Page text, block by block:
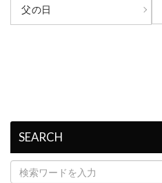
父の日
SEARCH